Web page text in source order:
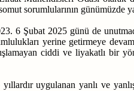
sorumlularının günümüzde
6 Şubat 2025 günü de
yerine getirmeye
ciddi ve liyakatlı bir
uygulanan yanlı ve